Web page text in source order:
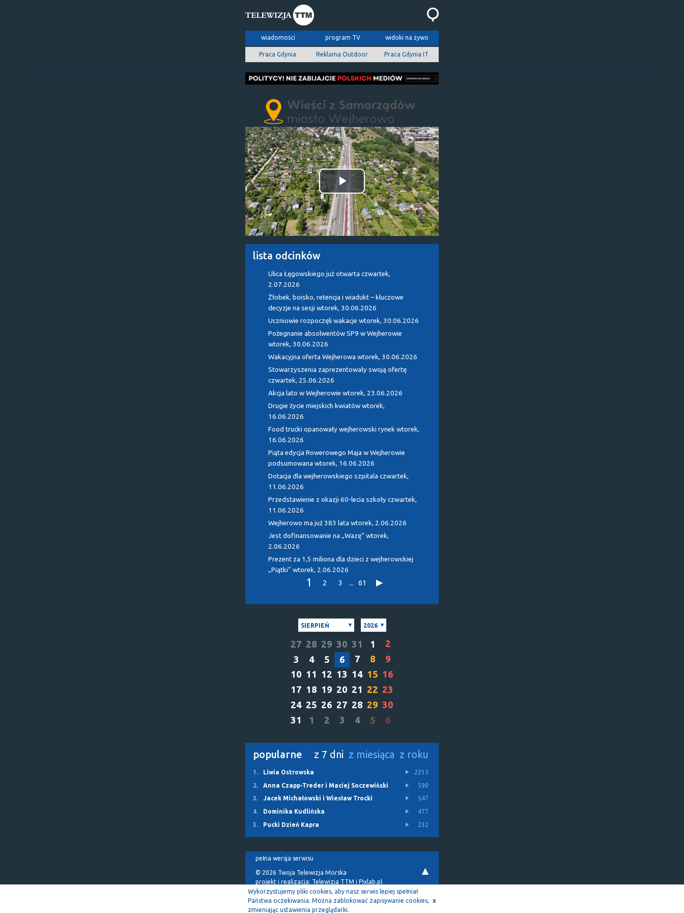
wiadomości program TV widoki na żywo
Praca Gdynia Reklama Outdoor Praca Gdynia IT
Odtwórz
wideo
lista odcinków
Ulica Łęgowskiego już otwarta czwartek,
2.07.2026
Żłobek, boisko, retencja i wiadukt – kluczowe
decyzje na sesji wtorek, 30.06.2026
Uczniowie rozpoczęli wakacje wtorek, 30.06.2026
Pożegnanie absolwentów SP9 w Wejherowie
wtorek, 30.06.2026
Wakacyjna oferta Wejherowa wtorek, 30.06.2026
Stowarzyszenia zaprezentowały swoją ofertę
czwartek, 25.06.2026
Akcja lato w Wejherowie wtorek, 23.06.2026
Drugie życie miejskich kwiatów wtorek,
16.06.2026
Food trucki opanowały wejherowski rynek wtorek,
16.06.2026
Piąta edycja Rowerowego Maja w Wejherowie
podsumowana wtorek, 16.06.2026
Dotacja dla wejherowskiego szpitala czwartek,
11.06.2026
Przedstawienie z okazji 60-lecia szkoły czwartek,
11.06.2026
Wejherowo ma już 383 lata wtorek, 2.06.2026
Jest dofinansowanie na „Wazę” wtorek,
2.06.2026
Prezent za 1,5 miliona dla dzieci z wejherowskiej
„Piątki” wtorek, 2.06.2026
1 2 3 ... 61
SIERPIEŃ 2026
27 28 29 30 31 1
2
3
4 5 6 7 8
9
10 11 12 13 14 15 16
17 18 19 20 21 22 23
24 25 26 27 28 29 30
31
1 2 3 4 5 6
popularne z 7 dni z miesiąca z roku
1. Liwia Ostrowska
2215
2.
Anna Czapp-Treder i Maciej Soczewiński
590
3.
Jacek Michałowski i Wiesław Trocki
547
4.
Dominika Kudlińska
477
5.
Pucki Dzień Kapra 232
pełna wersja serwisu
© 2026 Twoja Telewizja Morska
projekt i realizacja: Telewizja TTM i Pixlab.pl
Wykorzystujemy pliki cookies, aby nasz serwis lepiej spełniał
Państwa oczekiwania. Można zablokować zapisywanie cookies,
zmieniając ustawienia przeglądarki.
x